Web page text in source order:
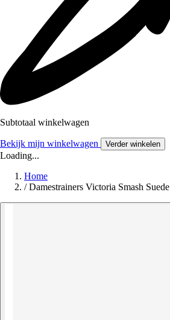
Subtotaal winkelwagen
Bekijk mijn winkelwagen Verder winkelen
Loading...
Home
/ Damestrainers Victoria Smash Suede